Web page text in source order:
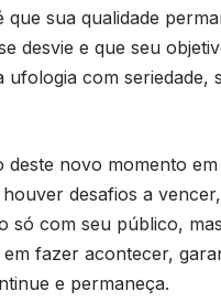
que sua qualidade
desvie e que seu
ufologia com seriedade,
deste novo momento
desafios a
só com seu público,
em fazer acontecer,
e permaneça.